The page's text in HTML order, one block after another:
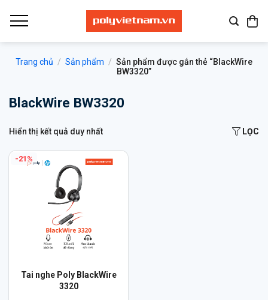
qua
Trang chủ / Sản phẩm / Sản phẩm được gắn thẻ “BlackWire
BW3320”
BlackWire BW3320
Hiển thị kết quả duy nhất LỌC
-21%
Tai nghe Poly BlackWire
3320
Sản